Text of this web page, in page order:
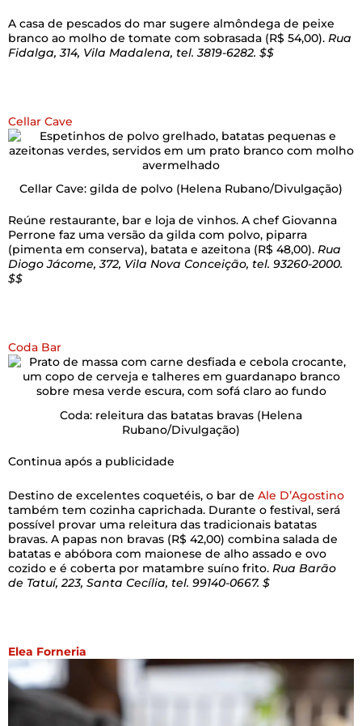
A casa de pescados do mar sugere almôndega de peixe
branco ao molho de tomate com sobrasada (R$ 54,00). Rua
Fidalga, 314, Vila Madalena, tel. 3819-6282. $$
Cellar Cave
Cellar Cave: gilda de polvo (Helena Rubano/Divulgação)
Reúne restaurante, bar e loja de vinhos. A chef Giovanna
Perrone faz uma versão da gilda com polvo, piparra
(pimenta em conserva), batata e azeitona (R$ 48,00). Rua
Diogo Jácome, 372, Vila Nova Conceição, tel. 93260-2000.
$$
Coda Bar
Coda: releitura das batatas bravas (Helena
Rubano/Divulgação)
Continua após a publicidade
Destino de excelentes coquetéis, o bar de Ale D’Agostino
também tem cozinha caprichada. Durante o festival, será
possível provar uma releitura das tradicionais batatas
bravas. A papas non bravas (R$ 42,00) combina salada de
batatas e abóbora com maionese de alho assado e ovo
cozido e é coberta por matambre suíno frito. Rua Barão
de Tatuí, 223, Santa Cecília, tel. 99140-0667. $
Elea Forneria